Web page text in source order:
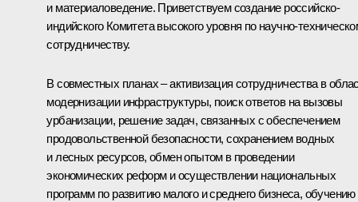
и материаловедение. Приветствуем создание российско-
индийского Комитета высокого уровня по научно-
сотрудничеству.
В совместных планах – активизация сотрудничества в
модернизации инфраструктуры, поиск ответов на вызовы
урбанизации, решение задач, связанных с обеспечением
продовольственной безопасности, сохранением водных
и лесных ресурсов, обмен опытом в проведении
экономических реформ и осуществлении национальных
программ по развитию малого и среднего бизнеса, обучению